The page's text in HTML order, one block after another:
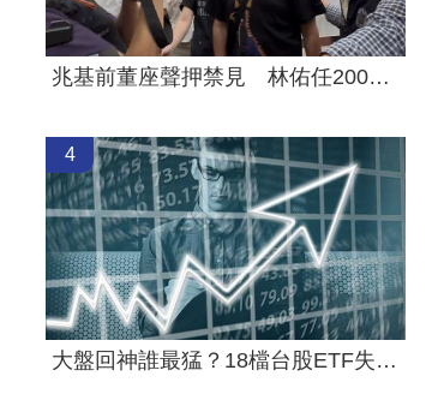
兆基前董座聲押禁見 林佑任200萬交保
4
大盤回神誰最猛？18檔台股ETF失土收復